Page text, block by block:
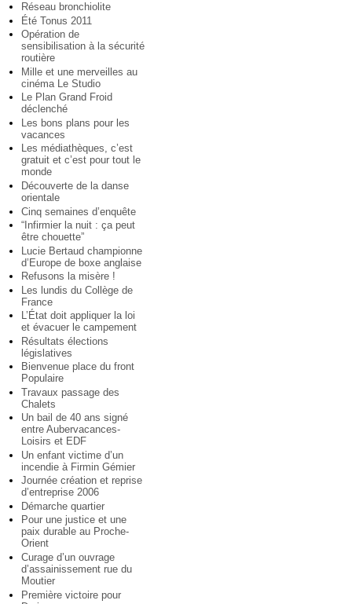
Réseau bronchiolite
Été Tonus 2011
Opération de
sensibilisation à la sécurité
routière
Mille et une merveilles au
cinéma Le Studio
Le Plan Grand Froid
déclenché
Les bons plans pour les
vacances
Les médiathèques, c’est
gratuit et c’est pour tout le
monde
Découverte de la danse
orientale
Cinq semaines d’enquête
“Infirmier la nuit : ça peut
être chouette”
Lucie Bertaud championne
d’Europe de boxe anglaise
Refusons la misère !
Les lundis du Collège de
France
L’État doit appliquer la loi
et évacuer le campement
Résultats élections
législatives
Bienvenue place du front
Populaire
Travaux passage des
Chalets
Un bail de 40 ans signé
entre Aubervacances-
Loisirs et EDF
Un enfant victime d’un
incendie à Firmin Gémier
Journée création et reprise
d’entreprise 2006
Démarche quartier
Pour une justice et une
paix durable au Proche-
Orient
Curage d’un ouvrage
d’assainissement rue du
Moutier
Première victoire pour